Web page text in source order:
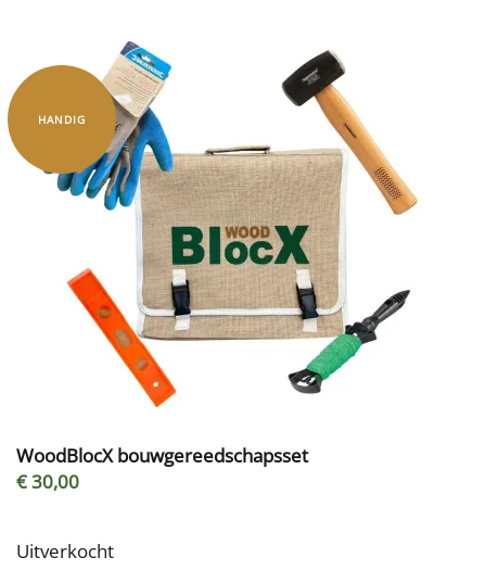
HANDIG
WoodBlocX bouwgereedschapsset
€ 30,00
Uitverkocht